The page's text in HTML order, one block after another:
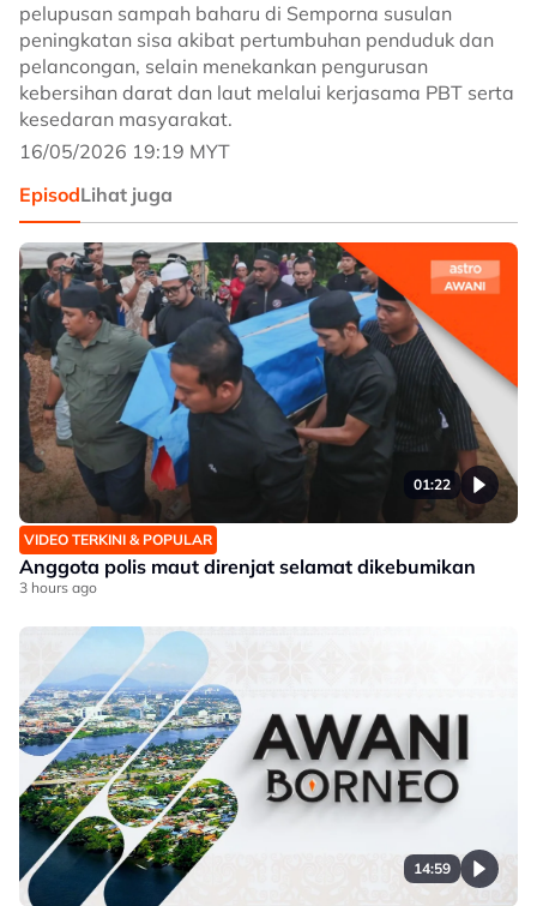
pelupusan sampah baharu di Semporna susulan
peningkatan sisa akibat pertumbuhan penduduk dan
pelancongan, selain menekankan pengurusan
kebersihan darat dan laut melalui kerjasama PBT serta
kesedaran masyarakat.
16/05/2026 19:19 MYT
EpisodLihat juga
01:22
VIDEO TERKINI & POPULAR
Anggota polis maut direnjat selamat dikebumikan
3 hours ago
14:59